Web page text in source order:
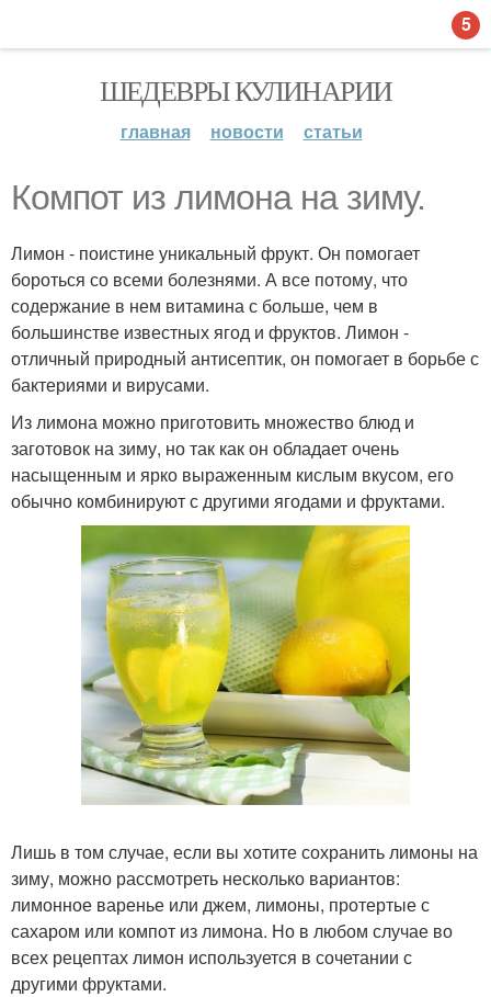
ШЕДЕВРЫ КУЛИНАРИИ
главная новости статьи
Компот из лимона на зиму.
Лимон - поистине уникальный фрукт. Он помогает
бороться со всеми болезнями. А все потому, что
содержание в нем витамина с больше, чем в
большинстве известных ягод и фруктов. Лимон -
отличный природный антисептик, он помогает в борьбе с
бактериями и вирусами.
Из лимона можно приготовить множество блюд и
заготовок на зиму, но так как он обладает очень
насыщенным и ярко выраженным кислым вкусом, его
обычно комбинируют с другими ягодами и фруктами.
Лишь в том случае, если вы хотите сохранить лимоны на
зиму, можно рассмотреть несколько вариантов:
лимонное варенье или джем, лимоны, протертые с
сахаром или компот из лимона. Но в любом случае во
всех рецептах лимон используется в сочетании с
другими фруктами.
5